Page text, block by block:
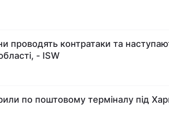
проводять контратаки та
- ISW
по поштовому терміналу під